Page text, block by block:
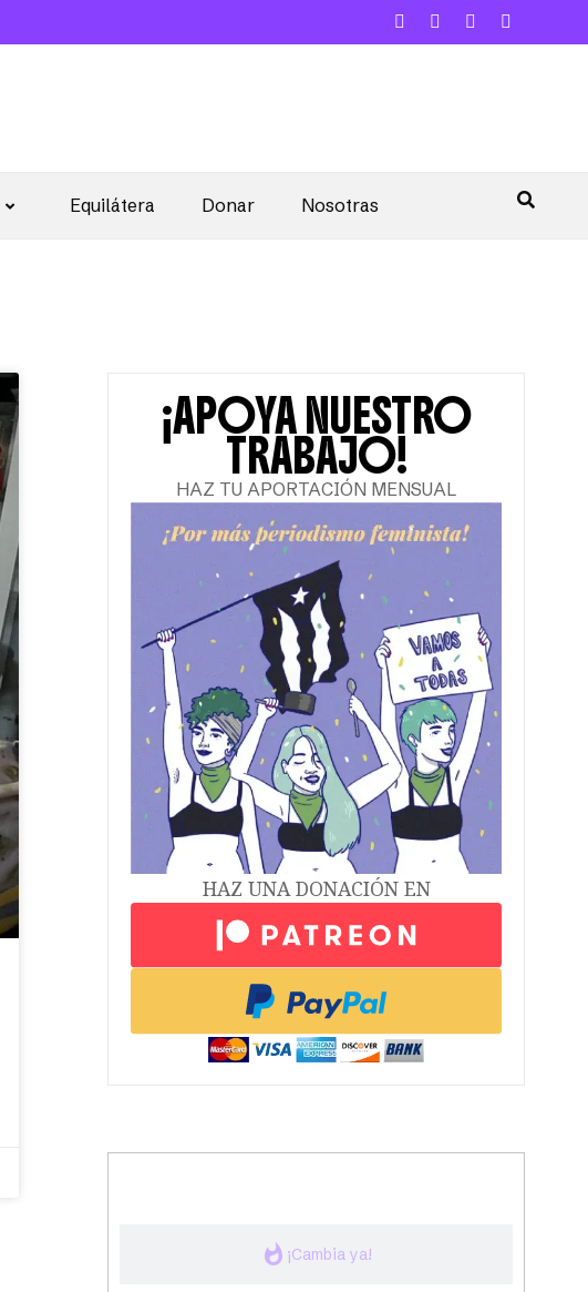
Equilátera Donar Nosotras
¡APOYA NUESTRO
TRABAJO!
HAZ TU APORTACIÓN MENSUAL
HAZ UNA DONACIÓN EN
whatshot ¡Cambia ya!